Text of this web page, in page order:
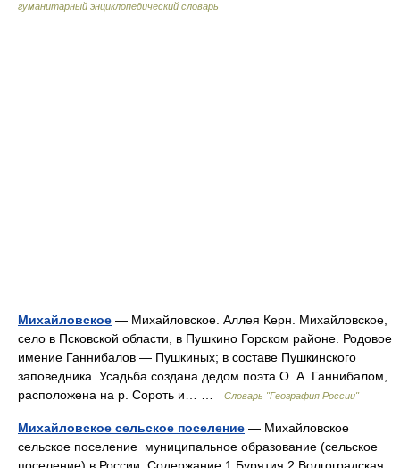
гуманитарный энциклопедический словарь
Михайловское — Михайловское. Аллея Керн. Михайловское,
село в Псковской области, в Пушкино Горском районе. Родовое
имение Ганнибалов — Пушкиных; в составе Пушкинского
заповедника. Усадьба создана дедом поэта О. А. Ганнибалом,
расположена на р. Сороть и… …
Словарь "География России"
Михайловское сельское поселение — Михайловское
сельское поселение муниципальное образование (сельское